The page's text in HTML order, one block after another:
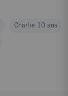
Charlie 10 ans